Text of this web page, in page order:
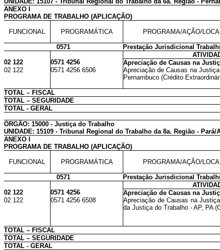
ANEXO I
PROGRAMA DE TRABALHO (APLICAÇÃO)
FUNCIONAL PROGRAMÁTICA PROGRAMA/AÇÃO/
0571
Prestação Jurisdicional
02 122
0571 4256
Apreciação de Causas na
02 122
0571 4256 6506
Apreciação de Causas na
Pernambuco (Crédito
TOTAL – FISCAL
TOTAL – SEGURIDADE
TOTAL - GERAL
ÓRGÃO: 15000 - Justiça do Trabalho
UNIDADE: 15109 - Tribunal Regional do Trabalho da 8a. Região - Pará/
ANEXO I
PROGRAMA DE TRABALHO (APLICAÇÃO)
FUNCIONAL PROGRAMÁTICA PROGRAMA/AÇÃO/
0571
Prestação Jurisdicional
02 122
0571 4256
Apreciação de Causas na
02 122
0571 4256 6508
Apreciação de Causas na
da Justiça do Trabalho - AP, PA
TOTAL – FISCAL
TOTAL – SEGURIDADE
TOTAL - GERAL